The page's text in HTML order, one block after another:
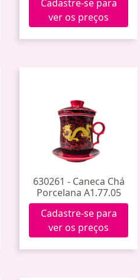
Cadastre-se para
ver os preços
630261 - Caneca Chá
Porcelana A1.77.05
Cadastre-se para
ver os preços